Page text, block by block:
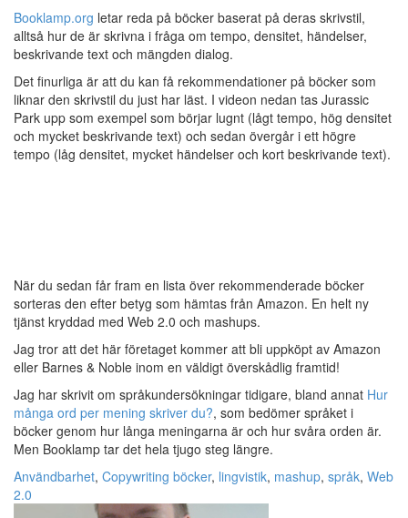
Booklamp.org letar reda på böcker baserat på deras skrivstil,
alltså hur de är skrivna i fråga om tempo, densitet, händelser,
beskrivande text och mängden dialog.
Det finurliga är att du kan få rekommendationer på böcker som
liknar den skrivstil du just har läst. I videon nedan tas Jurassic
Park upp som exempel som börjar lugnt (lågt tempo, hög densitet
och mycket beskrivande text) och sedan övergår i ett högre
tempo (låg densitet, mycket händelser och kort beskrivande text).
När du sedan får fram en lista över rekommenderade böcker
sorteras den efter betyg som hämtas från Amazon. En helt ny
tjänst kryddad med Web 2.0 och mashups.
Jag tror att det här företaget kommer att bli uppköpt av Amazon
eller Barnes & Noble inom en väldigt överskådlig framtid!
Jag har skrivit om språkundersökningar tidigare, bland annat Hur
många ord per mening skriver du?, som bedömer språket i
böcker genom hur långa meningarna är och hur svåra orden är.
Men Booklamp tar det hela tjugo steg längre.
Användbarhet, Copywriting böcker, lingvistik, mashup, språk, Web
2.0